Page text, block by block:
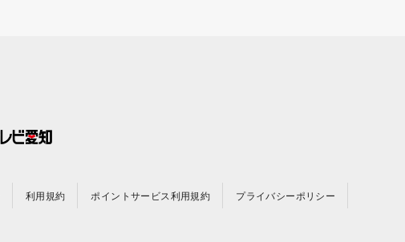
利用規約 ポイントサービス利用規約 プライバシーポリシー